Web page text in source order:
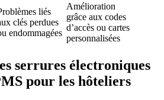
liés
clés perdues
endommagées
Amélioration
grâce aux codes
d’accès ou cartes
personnalisées
serrures électroniques
pour les hôteliers